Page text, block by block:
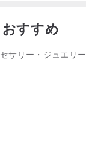
すすめ
サリー・ジュエリー